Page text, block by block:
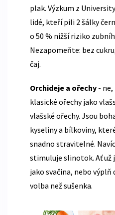
plak. Výzkum z
lidé, kteří pili 2 šálky
o 50 % nižší riziko
Nezapomeňte: bez
čaj.
Orchideje a ořechy - ne,
klasické ořechy jako
vlašské ořechy. Jsou
kyseliny a bílkoviny,
snadno stravitelné.
stimuluje slinotok. Ať už
jako svačina, nebo
volba než sušenka.